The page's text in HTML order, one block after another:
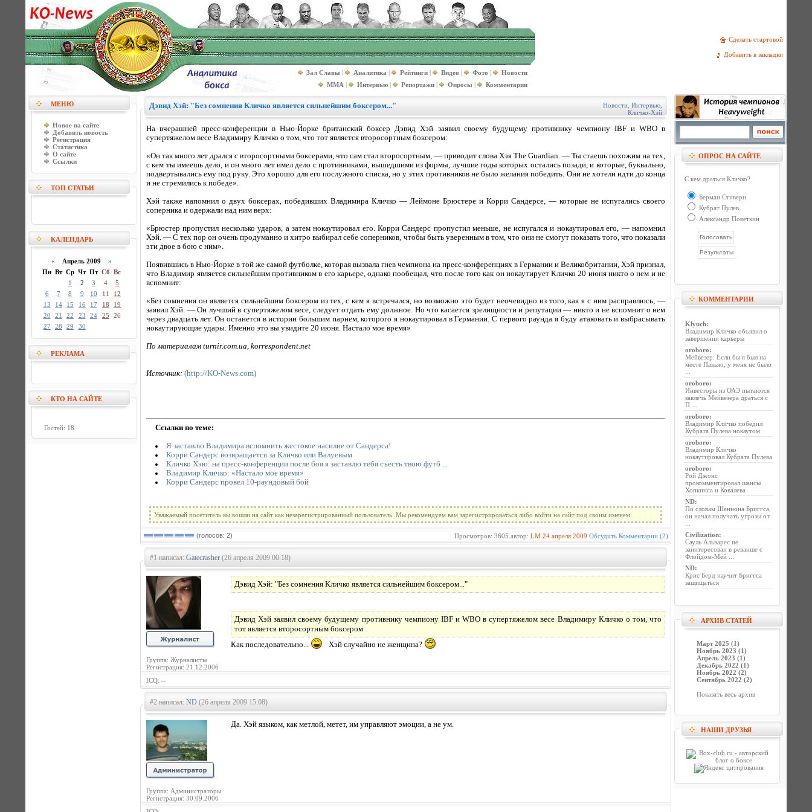
Сделать стартовой
Добавить в закладки
Зал Славы | Аналитика | Рейтинги | Видео | Фото |
Новости
MMA | Интервью | Репортажи | Опросы | Комментарии
МЕНЮ
Новое на сайте
Добавить новость
Регистрация
Статистика
О сайте
Ссылки
ТОП СТАТЬИ
КАЛЕНДАРЬ
« Апрель 2009 »
Пн Вт Ср Чт Пт Сб Вс
1
2 3 4
5
6
7 8 9 10 11
12
13
14 15 16 17 18
19
20
21 22 23 24 25
26
27
28 29 30
РЕКЛАМА
КТО НА САЙТЕ
Гостей: 18
Дэвид Хэй: "Без сомнения Кличко является сильнейшим боксером..." Новости Интервью
Кличко-Хэй
На вчерашней пресс-конференции в Нью-Йорке британский боксер Дэвид Хэй заявил своему будущему противнику чемпиону IBF и WBO в
супертяжелом весе Владимиру Кличко о том, что тот является второсортным боксером:
«Он так много лет дрался с второсортными боксерами, что сам стал второсортным, — приводит слова Хэя The Guardian. — Ты стаешь похожим на тех,
с кем ты имеешь дело, и он много лет имел дело с противниками, вышедшими из формы, лучшие годы которых остались позади, и которые, буквально,
подвертывались ему под руку. Это хорошо для его послужного списка, но у этих противников не было желания победить. Они не хотели идти до конца
и не стремились к победе».
Хэй также напомнил о двух боксерах, победивших Владимира Кличко — Леймоне Брюстере и Корри Сандерсе, — которые не испугались своего
соперника и одержали над ним верх:
«Брюстер пропустил несколько ударов, а затем нокаутировал его. Корри Сандерс пропустил меньше, не испугался и нокаутировал его, — напомнил
Хэй. — С тех пор он очень продуманно и хитро выбирал себе соперников, чтобы быть уверенным в том, что они не смогут показать того, что показали
эти двое в бою с ним».
Появившись в Нью-Йорке в той же самой футболке, которая вызвала гнев чемпиона на пресс-конференциях в Германии и Великобритании, Хэй признал,
что Владимир является сильнейшим противником в его карьере, однако пообещал, что после того как он нокаутирует Кличко 20 июня никто о нем и не
вспомнит:
«Без сомнения он является сильнейшим боксером из тех, с кем я встречался, но возможно это будет неочевидно из того, как я с ним расправлюсь, —
заявил Хэй. — Он лучший в супертяжелом весе, следует отдать ему должное. Но что касается зрелищности и репутации — никто и не вспомнит о нем
через двадцать лет. Он останется в истории большим парнем, которого я нокаутировал в Германии. С первого раунда я буду атаковать и выбрасывать
нокаутирующие удары. Именно это вы увидите 20 июня. Настало мое время»
По материалам turnir.com.ua, korrespondent.net
Источник: (http://KO-News.com)
Ссылки по теме:
Я заставлю Владимира вспомнить жестокое насилие от Сандерса!
Корри Сандерс возвращается за Кличко или Валуевым
Кличко Хэю: на пресс-конференции после боя я заставлю тебя съесть твою футб ...
Владимир Кличко: «Настало мое время»
Корри Сандерс провел 10-раундовый бой
Уважаемый посетитель вы вошли на сайт как незарегистрированный пользователь. Мы рекомендуем вам зарегистрироваться либо войти на сайт под своим именем.
(голосов: 2) Просмотров: 3605 автор: LM 24 апреля 2009 Обсудить Комментарии (2)
#1 написал: Gatecrasher (26 апреля 2009 00:18)
Группа: Журналисты
Регистрация: 21.12.2006
Дэвид Хэй: "Без сомнения Кличко является сильнейшим боксером..."
Дэвид Хэй заявил своему будущему противнику чемпиону IBF и WBO в супертяжелом весе Владимиру Кличко о том, что
тот является второсортным боксером
Как последовательно... Хэй случайно не женщина?
ICQ: --
#2 написал: ND (26 апреля 2009 15:08)
Группа: Администраторы
Регистрация: 30.09.2006
Да. Хэй языком, как метлой, метет, им управляют эмоции, а не ум.
ОПРОС НА САЙТЕ
С кем драться Кличко?
Берман Стиверн
Кубрат Пулев
Александр Поветкин
КОММЕНТАРИИ
Klyuch:
Владимир Кличко объявил о
завершении карьеры
oroboro:
Мейвезер: Если бы я был на
месте Пакьяо, у меня не было
oroboro:
Инвесторы из ОАЭ пытаются
завлечь Мейвезера драться с
П ...
oroboro:
Владимир Кличко победил
Кубрата Пулева нокаутом
oroboro:
Владимир Кличко
нокаутировал Кубрата Пулева
oroboro:
Рой Джонс
прокомментировал шансы
Хопкинса и Ковалева
ND:
По словам Шеннона Бриггса,
он начал получать угрозы от
Civilization:
Сауль Альварес не
заинтересован в реванше с
Флойдом-Мей ...
ND:
Крис Берд научит Бриггса
защищаться
АРХИВ СТАТЕЙ
Март 2025 (1)
Ноябрь 2023 (1)
Апрель 2023 (1)
Декабрь 2022 (1)
Ноябрь 2022 (2)
Сентябрь 2022 (2)
Показать весь архив
НАШИ ДРУЗЬЯ